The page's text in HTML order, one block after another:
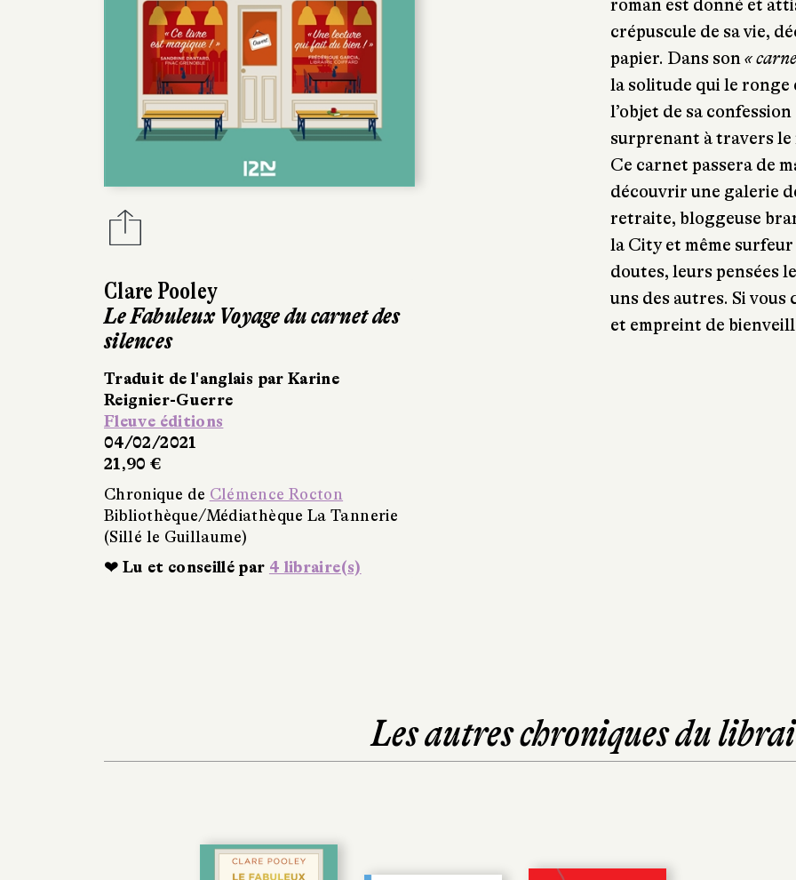
Clare Pooley
Le Fabuleux Voyage du carnet des
silences
Traduit de l'anglais par Karine
Reignier-Guerre
Fleuve éditions
04/02/2021
21,90 €
Chronique de Clémence Rocton
Bibliothèque/Médiathèque La Tannerie
(Sillé le Guillaume)
❤ Lu et conseillé par 4 libraire(s)
roman est donné et
crépuscule de sa vie,
papier. Dans son«
la solitude qui le ronge
l’objet de sa
surprenant à travers le
Ce carnet passera de
découvrir une galerie
retraite, bloggeuse
la City et même
doutes, leurs pensées
uns des autres. Si
et empreint de
Les autres chroniques du